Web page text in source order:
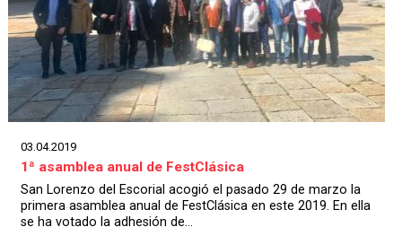
03.04.2019
1ª asamblea anual de FestClásica
San Lorenzo del Escorial acogió el pasado 29 de marzo la
primera asamblea anual de FestClásica en este 2019. En ella
se ha votado la adhesión de...